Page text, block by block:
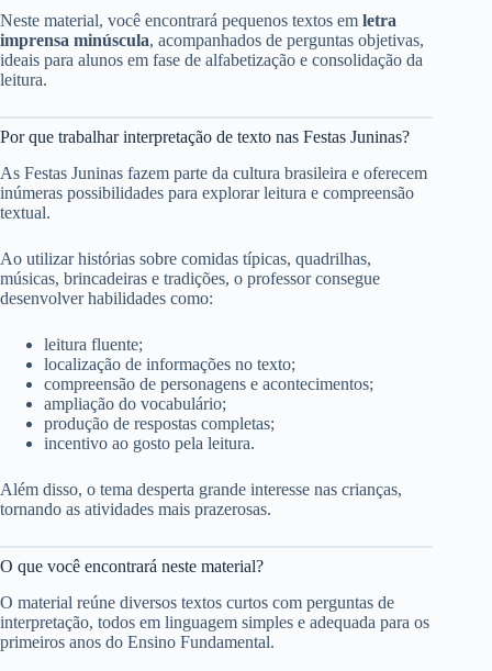
Neste material, você encontrará pequenos textos em letra
imprensa minúscula, acompanhados de perguntas objetivas,
ideais para alunos em fase de alfabetização e consolidação da
leitura.
Por que trabalhar interpretação de texto nas Festas Juninas?
As Festas Juninas fazem parte da cultura brasileira e oferecem
inúmeras possibilidades para explorar leitura e compreensão
textual.
Ao utilizar histórias sobre comidas típicas, quadrilhas,
músicas, brincadeiras e tradições, o professor consegue
desenvolver habilidades como:
leitura fluente;
localização de informações no texto;
compreensão de personagens e acontecimentos;
ampliação do vocabulário;
produção de respostas completas;
incentivo ao gosto pela leitura.
Além disso, o tema desperta grande interesse nas crianças,
tornando as atividades mais prazerosas.
O que você encontrará neste material?
O material reúne diversos textos curtos com perguntas de
interpretação, todos em linguagem simples e adequada para os
primeiros anos do Ensino Fundamental.